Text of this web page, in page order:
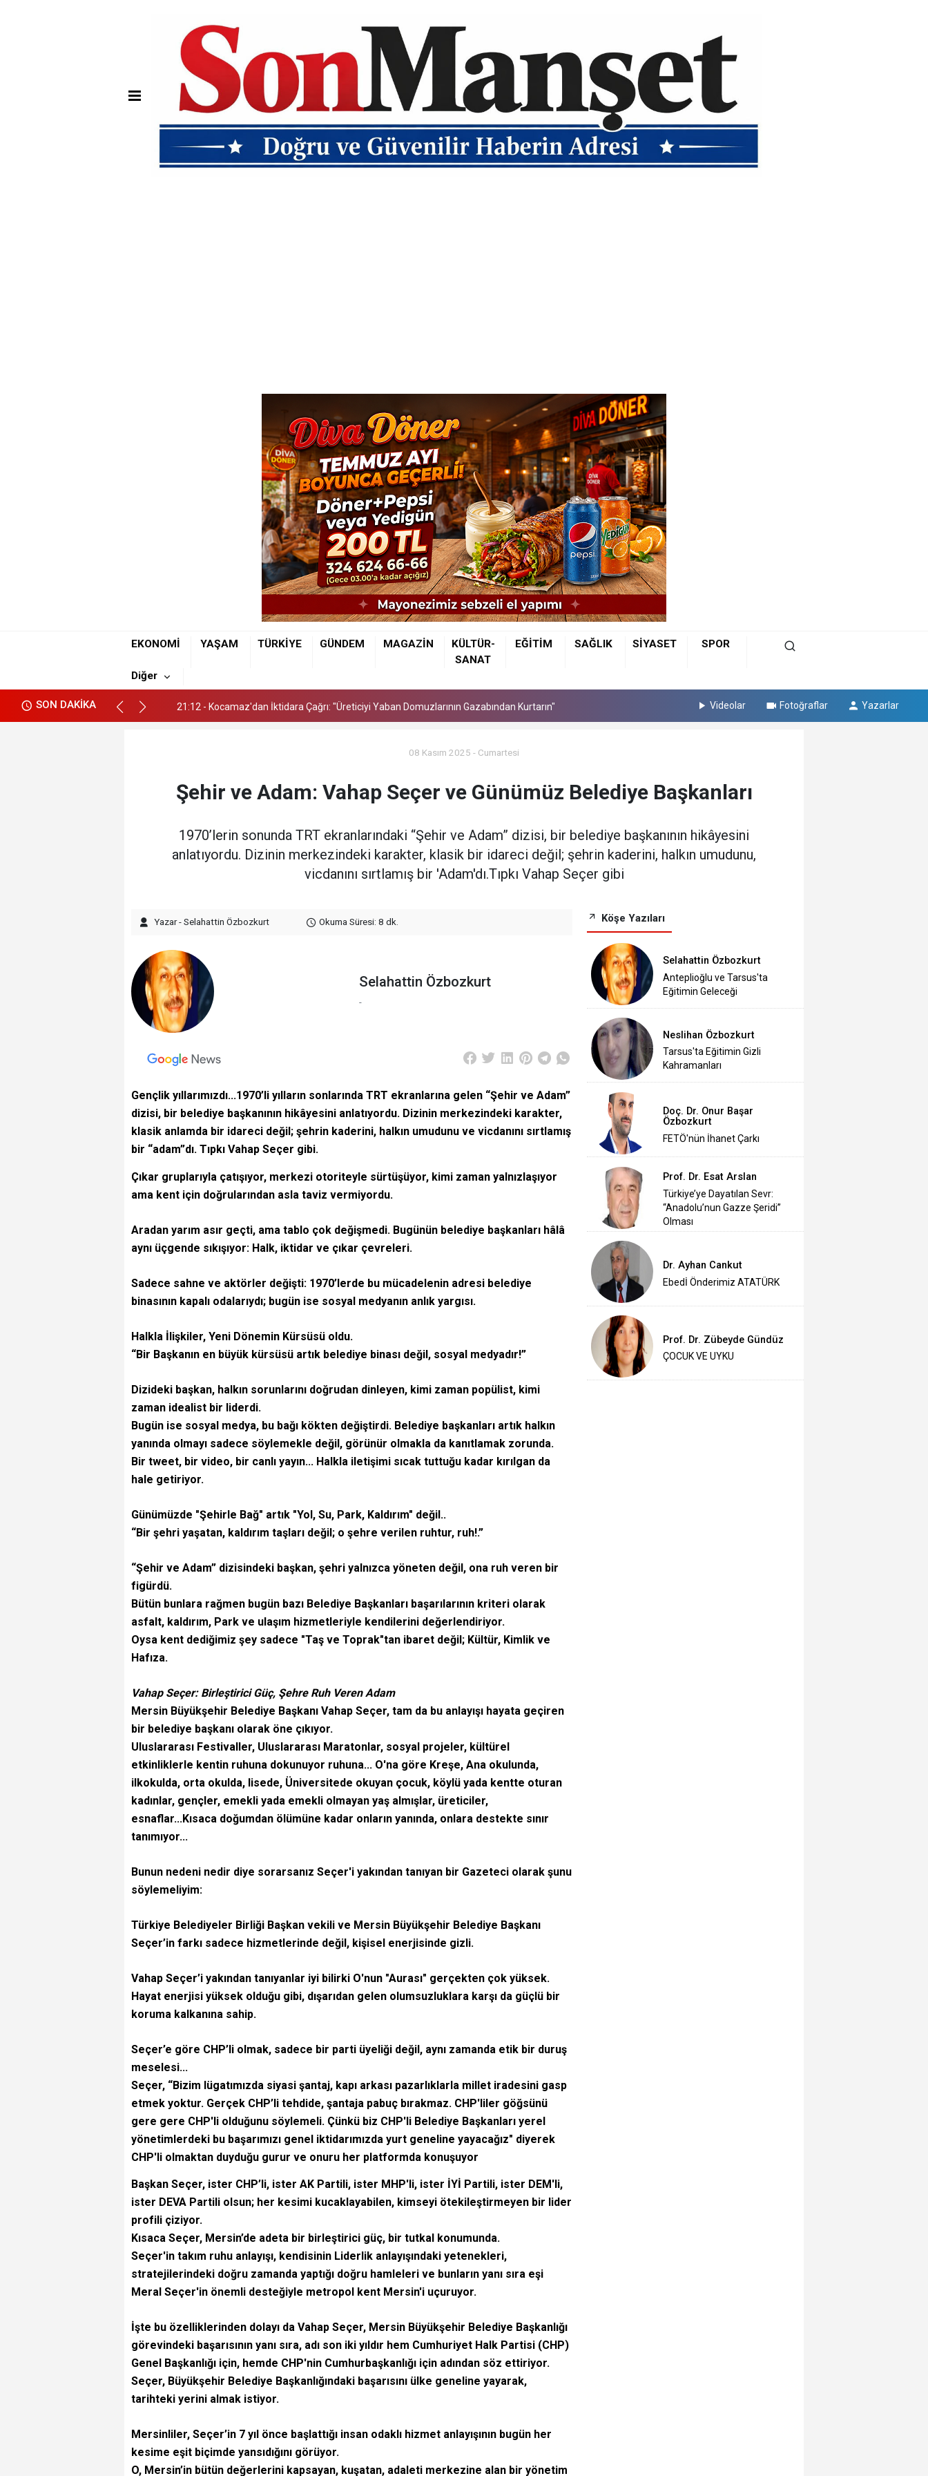
EKONOMİ YAŞAM TÜRKİYE GÜNDEM MAGAZİN
KÜLTÜR-
SANAT
EĞİTİM SAĞLIK SİYASET SPOR
Diğer
SON DAKİKA
17:18 - Tarsus'ta bir kişi Evinde Ölü Bulundu
21:12 - Kocamaz'dan İktidara Çağrı: "Üreticiyi Yaban Domuzlarının Gazabından Kurtarın"
21:12 - Kocamaz'dan İktidara Çağrı: "Üreticiyi Yaban Domuzlarının Gazabından Kurtarın" Videolar Fotoğraflar Yazarlar
08 Kasım 2025 - Cumartesi
Şehir ve Adam: Vahap Seçer ve Günümüz Belediye Başkanları
1970’lerin sonunda TRT ekranlarındaki “Şehir ve Adam” dizisi, bir belediye başkanının hikâyesini
anlatıyordu. Dizinin merkezindeki karakter, klasik bir idareci değil; şehrin kaderini, halkın umudunu,
vicdanını sırtlamış bir 'Adam'dı.Tıpkı Vahap Seçer gibi
Yazar - Selahattin Özbozkurt Okuma Süresi: 8 dk.
Selahattin Özbozkurt
-
Gençlik yıllarımızdı...1970’li yılların sonlarında TRT ekranlarına gelen “Şehir ve Adam”
dizisi, bir belediye başkanının hikâyesini anlatıyordu. Dizinin merkezindeki karakter,
klasik anlamda bir idareci değil; şehrin kaderini, halkın umudunu ve vicdanını sırtlamış
bir “adam”dı. Tıpkı Vahap Seçer gibi.
Çıkar gruplarıyla çatışıyor, merkezi otoriteyle sürtüşüyor, kimi zaman yalnızlaşıyor
ama kent için doğrularından asla taviz vermiyordu.
Aradan yarım asır geçti, ama tablo çok değişmedi. Bugünün belediye başkanları hâlâ
aynı üçgende sıkışıyor: Halk, iktidar ve çıkar çevreleri.
Sadece sahne ve aktörler değişti: 1970’lerde bu mücadelenin adresi belediye
binasının kapalı odalarıydı; bugün ise sosyal medyanın anlık yargısı.
Halkla İlişkiler, Yeni Dönemin Kürsüsü oldu.
“Bir Başkanın en büyük kürsüsü artık belediye binası değil, sosyal medyadır!”
Dizideki başkan, halkın sorunlarını doğrudan dinleyen, kimi zaman popülist, kimi
zaman idealist bir liderdi.
Bugün ise sosyal medya, bu bağı kökten değiştirdi. Belediye başkanları artık halkın
yanında olmayı sadece söylemekle değil, görünür olmakla da kanıtlamak zorunda.
Bir tweet, bir video, bir canlı yayın... Halkla iletişimi sıcak tuttuğu kadar kırılgan da
hale getiriyor.
Günümüzde "Şehirle Bağ" artık "Yol, Su, Park, Kaldırım" değil..
“Bir şehri yaşatan, kaldırım taşları değil; o şehre verilen ruhtur, ruh!.”
“Şehir ve Adam” dizisindeki başkan, şehri yalnızca yöneten değil, ona ruh veren bir
figürdü.
Bütün bunlara rağmen bugün bazı Belediye Başkanları başarılarının kriteri olarak
asfalt, kaldırım, Park ve ulaşım hizmetleriyle kendilerini değerlendiriyor.
Oysa kent dediğimiz şey sadece "Taş ve Toprak"tan ibaret değil; Kültür, Kimlik ve
Hafıza.
Vahap Seçer: Birleştirici Güç, Şehre Ruh Veren Adam
Mersin Büyükşehir Belediye Başkanı Vahap Seçer, tam da bu anlayışı hayata geçiren
bir belediye başkanı olarak öne çıkıyor.
Uluslararası Festivaller, Uluslararası Maratonlar, sosyal projeler, kültürel
etkinliklerle kentin ruhuna dokunuyor ruhuna... O'na göre Kreşe, Ana okulunda,
ilkokulda, orta okulda, lisede, Üniversitede okuyan çocuk, köylü yada kentte oturan
kadınlar, gençler, emekli yada emekli olmayan yaş almışlar, üreticiler,
esnaflar...Kısaca doğumdan ölümüne kadar onların yanında, onlara destekte sınır
tanımıyor...
Bunun nedeni nedir diye sorarsanız Seçer'i yakından tanıyan bir Gazeteci olarak şunu
söylemeliyim:
Türkiye Belediyeler Birliği Başkan vekili ve Mersin Büyükşehir Belediye Başkanı
Seçer’in farkı sadece hizmetlerinde değil, kişisel enerjisinde gizli.
Vahap Seçer’i yakından tanıyanlar iyi bilirki O'nun "Aurası" gerçekten çok yüksek.
Hayat enerjisi yüksek olduğu gibi, dışarıdan gelen olumsuzluklara karşı da güçlü bir
koruma kalkanına sahip.
Seçer’e göre CHP’li olmak, sadece bir parti üyeliği değil, aynı zamanda etik bir duruş
meselesi...
Seçer, “Bizim lügatımızda siyasi şantaj, kapı arkası pazarlıklarla millet iradesini gasp
etmek yoktur. Gerçek CHP’li tehdide, şantaja pabuç bırakmaz. CHP'liler göğsünü
gere gere CHP'li olduğunu söylemeli. Çünkü biz CHP'li Belediye Başkanları yerel
yönetimlerdeki bu başarımızı genel iktidarımızda yurt geneline yayacağız" diyerek
CHP'li olmaktan duyduğu gurur ve onuru her platformda konuşuyor
Başkan Seçer, ister CHP’li, ister AK Partili, ister MHP'li, ister İYİ Partili, ister DEM'li,
ister DEVA Partili olsun; her kesimi kucaklayabilen, kimseyi ötekileştirmeyen bir lider
profili çiziyor.
Kısaca Seçer, Mersin’de adeta bir birleştirici güç, bir tutkal konumunda.
Seçer'in takım ruhu anlayışı, kendisinin Liderlik anlayışındaki yetenekleri,
stratejilerindeki doğru zamanda yaptığı doğru hamleleri ve bunların yanı sıra eşi
Meral Seçer'in önemli desteğiyle metropol kent Mersin'i uçuruyor.
İşte bu özelliklerinden dolayı da Vahap Seçer, Mersin Büyükşehir Belediye Başkanlığı
görevindeki başarısının yanı sıra, adı son iki yıldır hem Cumhuriyet Halk Partisi (CHP)
Genel Başkanlığı için, hemde CHP'nin Cumhurbaşkanlığı için adından söz ettiriyor.
Seçer, Büyükşehir Belediye Başkanlığındaki başarısını ülke geneline yayarak,
tarihteki yerini almak istiyor.
Mersinliler, Seçer’in 7 yıl önce başlattığı insan odaklı hizmet anlayışının bugün her
kesime eşit biçimde yansıdığını görüyor.
O, Mersin’in bütün değerlerini kapsayan, kuşatan, adaleti merkezine alan bir yönetim
Köşe Yazıları
Selahattin Özbozkurt
Anteplioğlu ve Tarsus'ta
Eğitimin Geleceği
Neslihan Özbozkurt
Tarsus'ta Eğitimin Gizli
Kahramanları
Doç. Dr. Onur Başar
Özbozkurt
FETÖ'nün İhanet Çarkı
Prof. Dr. Esat Arslan
Türkiye’ye Dayatılan Sevr:
“Anadolu’nun Gazze Şeridi”
Olması
Dr. Ayhan Cankut
Ebedİ Önderimiz ATATÜRK
Prof. Dr. Zübeyde Gündüz
ÇOCUK VE UYKU